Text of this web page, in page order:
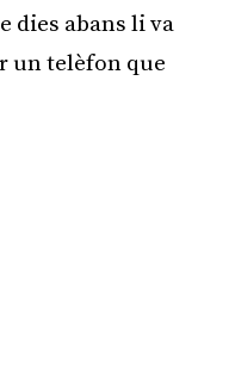
dies abans li va
un telèfon que